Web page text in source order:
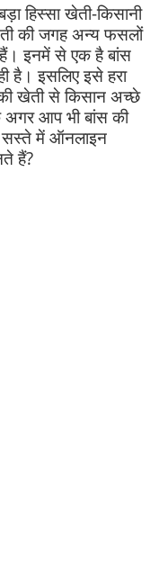
हिस्सा खेती-किसानी
की जगह अन्य फसलों
इनमें से एक है बांस
है। इसलिए इसे हरा
खेती से किसान अच्छे
अगर आप भी बांस की
सस्ते में ऑनलाइन
हैं?